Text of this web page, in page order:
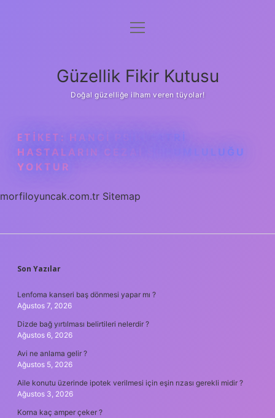
Anasayfa
Yasal Uyarı
menüyü
Güzellik Fikir Kutusu
Doğal güzelliğe ilham veren tüyolar!
ETIKET: HANGI PSIKIYATRI
HASTALARIN CEZAI SORUMLULUĞU
YOKTUR
morfiloyuncak.com.tr Sitemap
SIDEBAR
Son Yazılar
Lenfoma kanseri baş dönmesi yapar mı ?
Ağustos 7, 2026
Dizde bağ yırtılması belirtileri nelerdir ?
Ağustos 6, 2026
Avi ne anlama gelir ?
Ağustos 5, 2026
Aile konutu üzerinde ipotek verilmesi için eşin rızası gerekli midir ?
Ağustos 3, 2026
Korna kaç amper çeker ?